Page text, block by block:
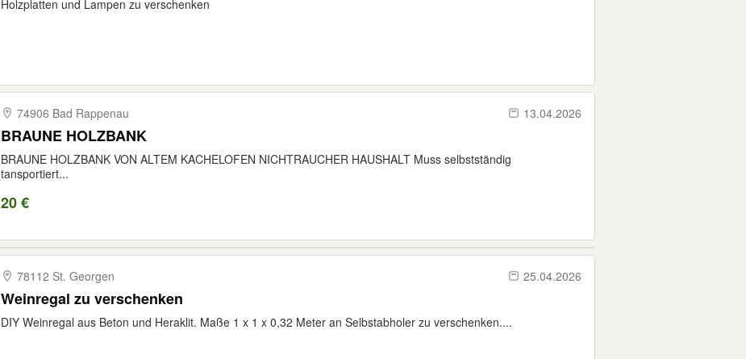
Holzplatten und Lampen zu verschenken
74906 Bad Rappenau 13.04.2026
BRAUNE HOLZBANK
BRAUNE HOLZBANK VON ALTEM KACHELOFEN NICHTRAUCHER HAUSHALT Muss selbstständig
tansportiert...
20 €
78112 St. Georgen 25.04.2026
Weinregal zu verschenken
DIY Weinregal aus Beton und Heraklit. Maße 1 x 1 x 0,32 Meter an Selbstabholer zu verschenken....